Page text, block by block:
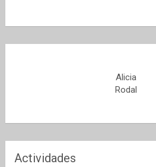
Alicia
Rodal
Actividades